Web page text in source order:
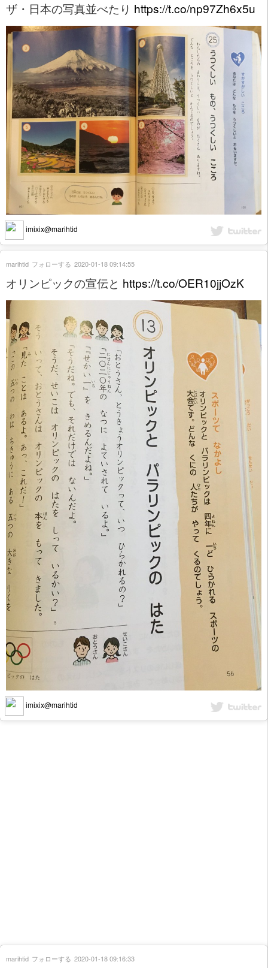
ザ・日本の写真並べたり https://t.co/np97Zh6x5u
imixix@marihtid
オリンピックの宣伝と https://t.co/OER10jjOzK
imixix@marihtid
marihtid フォローする 2020-01-18 09:14:55
marihtid フォローする 2020-01-18 09:16:33